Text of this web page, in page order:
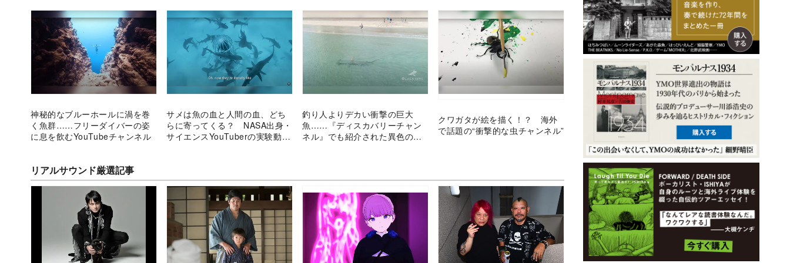
神秘的なブルーホールに渦を巻
く魚群……フリーダイバーの姿
に息を飲むYouTubeチャンネル
サメは魚の血と人間の血、どち
らに寄ってくる？ NASA出身・
サイエンスYouTuberの実験動画
釣り人よりデカい衝撃の巨大
魚……『ディスカバリーチャン
ネル』でも紹介された異色の釣
クワガタが絵を描く！？ 海外
で話題の“衝撃的な虫チャンネル”
リアルサウンド厳選記事